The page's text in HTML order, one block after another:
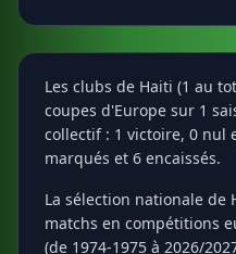
Les clubs de Haiti (1 au
coupes d'Europe sur 1
collectif : 1 victoire, 0 nul
marqués et 6 encaissés.
La sélection nationale de
matchs en compétitions
(de 1974-1975 à 2026/